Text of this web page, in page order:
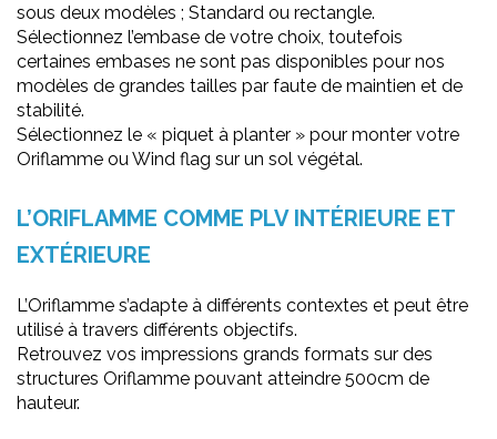
sous deux modèles ; Standard ou rectangle.
Sélectionnez l’embase de votre choix, toutefois
certaines embases ne sont pas disponibles pour nos
modèles de grandes tailles par faute de maintien et de
stabilité.
Sélectionnez le « piquet à planter » pour monter votre
Oriflamme ou Wind flag sur un sol végétal.
L’ORIFLAMME COMME PLV INTÉRIEURE ET
EXTÉRIEURE
L’Oriflamme s’adapte à différents contextes et peut être
utilisé à travers différents objectifs.
Retrouvez vos impressions grands formats sur des
structures Oriflamme pouvant atteindre 500cm de
hauteur.